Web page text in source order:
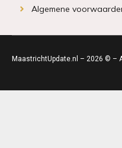
Algemene
MaastrichtUpdate.nl – 2026 © –